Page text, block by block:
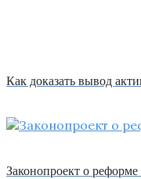
Как доказать вывод
Законопроект о